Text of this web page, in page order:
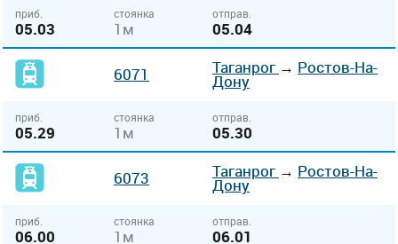
приб.
05.03
стоянка
1м
отправ.
05.04
6071 Таганрог → Ростов-На-
Дону
приб.
05.29
стоянка
1м
отправ.
05.30
6073 Таганрог → Ростов-На-
Дону
приб.
06.00
стоянка
1м
отправ.
06.01